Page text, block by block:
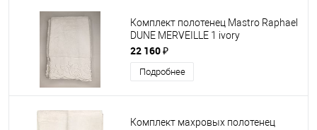
Комплект полотенец Mastro Raphael
DUNE MERVEILLE 1 ivory
40x60+60x110
22 160 ₽
Подробнее
Комплект махровых полотенец